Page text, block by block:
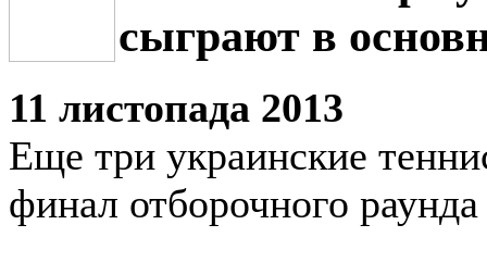
сыграют в
11 листопада 2013
Еще три украинские
финал отборочного раунда